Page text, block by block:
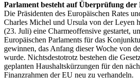
Parlament besteht auf Überprüfung der
Die Präsidenten des Europäischen Rates
Charles Michel und Ursula von der Leyen
(23. Juli) eine Charmeoffensive gestartet,
Europäischen Parlaments für das
gewinnen, das Anfang dieser Woche von
wurde. Nichtsdestotrotz bestehen die
geplanten Haushaltskürzungen für den
Finanzrahmen der EU neu zu verhandeln.